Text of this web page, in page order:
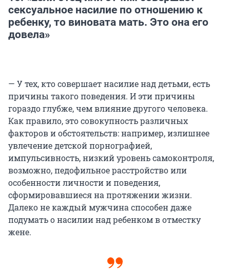
сексуальное насилие по отношению к
ребенку, то виновата мать. Это она его
довела»
— У тех, кто совершает насилие над детьми, есть
причины такого поведения. И эти причины
гораздо глубже, чем влияние другого человека.
Как правило, это совокупность различных
факторов и обстоятельств: например, излишнее
увлечение детской порнографией,
импульсивность, низкий уровень самоконтроля,
возможно, педофильное расстройство или
особенности личности и поведения,
сформировавшиеся на протяжении жизни.
Далеко не каждый мужчина способен даже
подумать о насилии над ребенком в отместку
жене.